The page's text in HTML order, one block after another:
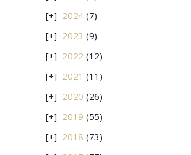
2024 (7)
2023 (9)
2022 (12)
2021 (11)
2020 (26)
2019 (55)
2018 (73)